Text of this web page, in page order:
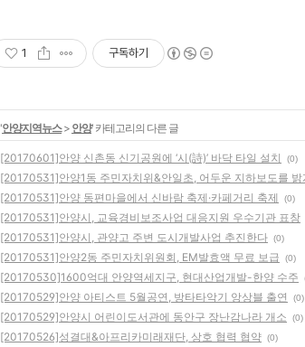
1 구독하기
'안양지역뉴스> 안양' 카테고리의 다른 글
[20170601]안양 신촌동 신기공원에 ‘시(詩)’ 바닥 타일 설치 (0)
[20170531]안양1동 주민자치위&안일초, 어두운 지하보도를 밝
[20170531]안양 동편마을에서 신바람 축제·카페거리 축제 (0)
[20170531]안양시, 교육경비보조사업 대응지원 우수기관 표창
[20170531]안양시, 관양고 주변 도시개발사업 추진한다 (0)
[20170531]안양2동 주민자치위원회, EM발효액 무료 보급 (0)
[20170530]1600억대 안양역세지구, 현대산업개발-한양 수주
[20170529]안양 아티스트 5월공연, 방타타악기 앙상블 출연 (0)
[20170529]안양시 어린이도서관에 동안구 장난감나라 개소 (0)
[20170526]성결대&아프리카미래재단, 상호 협력 협약 (0)